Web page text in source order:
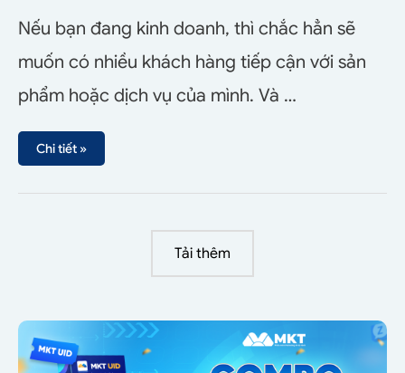
Nếu bạn đang kinh doanh, thì chắc hẳn sẽ
muốn có nhiều khách hàng tiếp cận với sản
phẩm hoặc dịch vụ của mình. Và …
Chi tiết »
Tải thêm